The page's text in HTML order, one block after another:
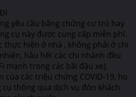
yêu cầu bằng chứng cư trú hay
cụ này được cung cấp miễn phí.
thực hiện ở nhà , không phải ở chi
hầu hết các chi nhánh đều
mạnh trong các bãi đậu xe).
của các triệu chứng COVID-19, họ
thông qua dịch vụ đón khách